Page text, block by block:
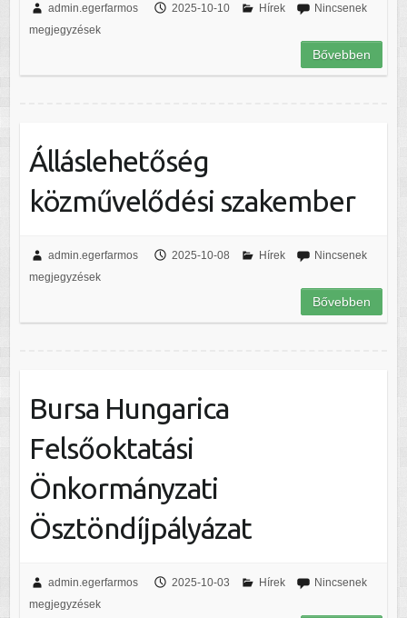
admin.egerfarmos 2025-10-10 Hírek
Nincsenek
megjegyzések
Bővebben
Álláslehetőség
közművelődési szakember
admin.egerfarmos 2025-10-08 Hírek
Nincsenek
megjegyzések
Bővebben
Bursa Hungarica
Felsőoktatási
Önkormányzati
Ösztöndíjpályázat
admin.egerfarmos 2025-10-03 Hírek
Nincsenek
megjegyzések